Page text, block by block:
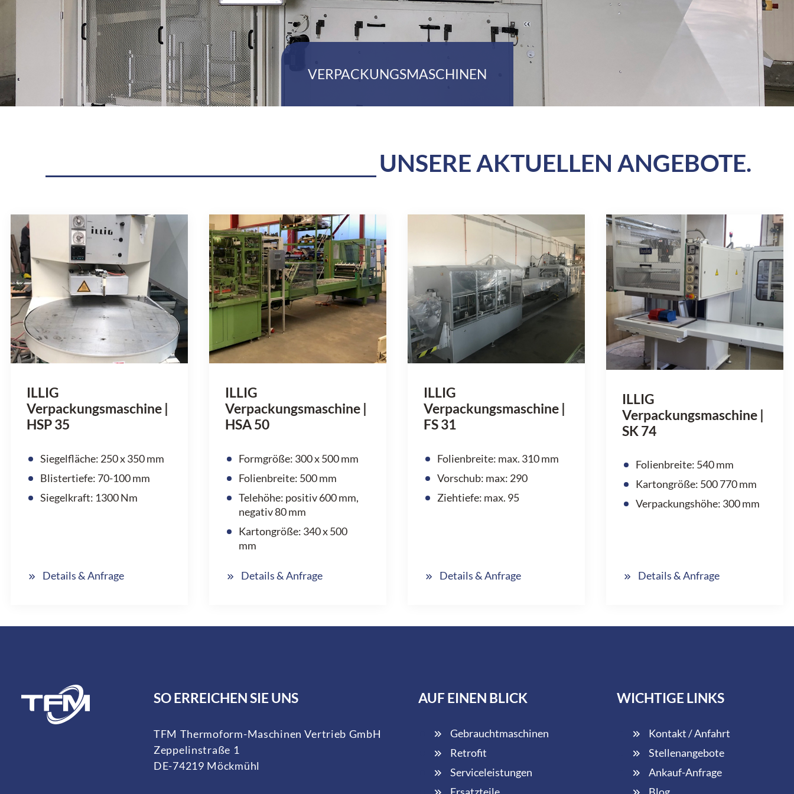
VERPACKUNGSMASCHINEN
UNSERE AKTUELLEN ANGEBOTE.
ILLIG
Verpackungsmaschine |
HSP 35
Siegelfläche: 250 x 350 mm
Blistertiefe: 70-100 mm
Siegelkraft: 1300 Nm
Details & Anfrage
ILLIG
Verpackungsmaschine |
HSA 50
Formgröße: 300 x 500 mm
Folienbreite: 500 mm
Telehöhe: positiv 600 mm,
negativ 80 mm
Kartongröße: 340 x 500
mm
Details & Anfrage
ILLIG
Verpackungsmaschine |
FS 31
Folienbreite: max. 310 mm
Vorschub: max: 290
Ziehtiefe: max. 95
Details & Anfrage
ILLIG
Verpackungsmaschine |
SK 74
Folienbreite: 540 mm
Kartongröße: 500 770 mm
Verpackungshöhe: 300 mm
Details & Anfrage
SO ERREICHEN SIE UNS
TFM Thermoform-Maschinen Vertrieb GmbH
Zeppelinstraße 1
DE-74219 Möckmühl
AUF EINEN BLICK
Gebrauchtmaschinen
Retrofit
Serviceleistungen
WICHTIGE LINKS
Kontakt / Anfahrt
Stellenangebote
Ankauf-Anfrage